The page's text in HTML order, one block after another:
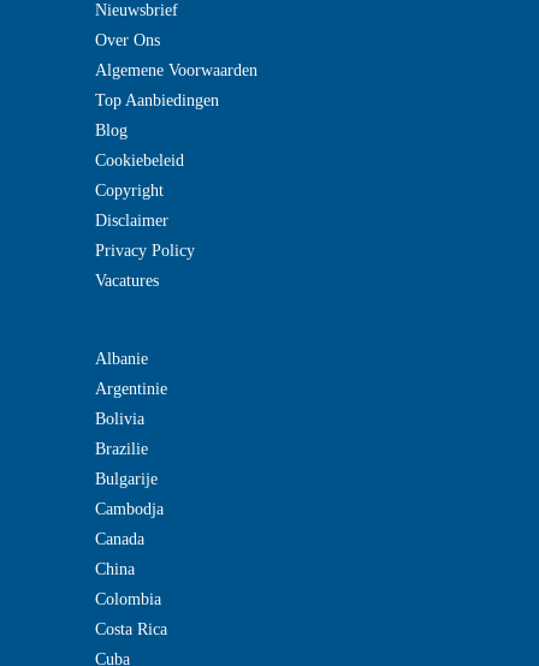
Nieuwsbrief
Over Ons
Algemene Voorwaarden
Top Aanbiedingen
Blog
Cookiebeleid
Copyright
Disclaimer
Privacy Policy
Vacatures
Albanie
Argentinie
Bolivia
Brazilie
Bulgarije
Cambodja
Canada
China
Colombia
Costa Rica
Cuba